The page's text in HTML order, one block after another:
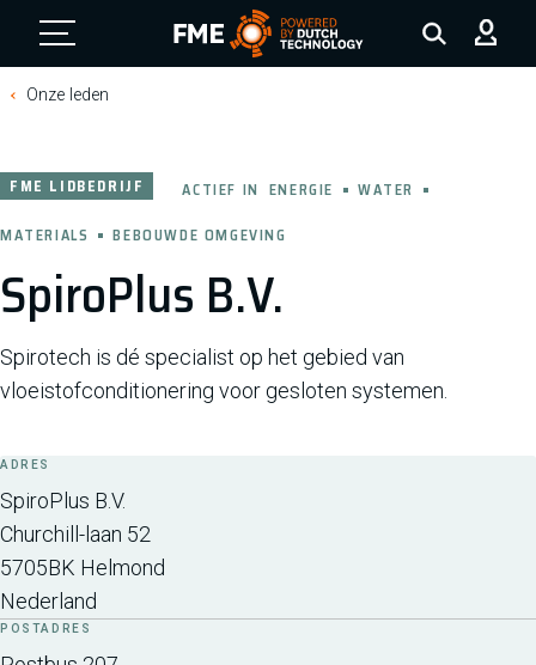
FME Logo, to the homepage
Onze leden
SpiroPlus B.V.
FME LIDBEDRIJF ACTIEF IN ENERGIE
WATER
MATERIALS
BEBOUWDE OMGEVING
Spirotech is dé specialist op het gebied van
vloeistofconditionering voor gesloten systemen.
ADRES
SpiroPlus B.V.
Churchill-laan 52
5705BK Helmond
Nederland
POSTADRES